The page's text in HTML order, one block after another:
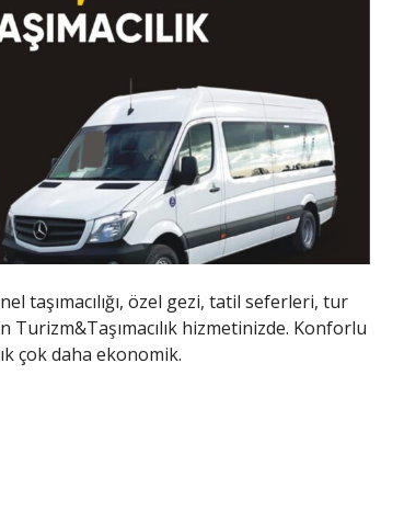
taşımacılığı, özel gezi, tatil seferleri, tur
hizmetinizde. Konforlu
çok daha ekonomik.